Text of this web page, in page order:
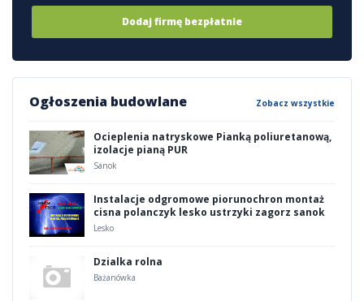
Dodaj firmę bezpłatnie
Ogłoszenia budowlane Zobacz wszystkie
Ocieplenia natryskowe Pianką poliuretanową,
izolacje pianą PUR
Sanok
Instalacje odgromowe piorunochron montaż
cisna polanczyk lesko ustrzyki zagorz sanok
Lesko
Dzialka rolna
Bażanówka